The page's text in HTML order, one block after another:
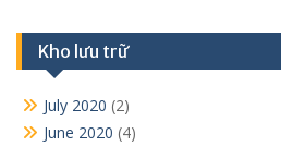
Kho lưu trữ
July 2020 (2)
June 2020 (4)